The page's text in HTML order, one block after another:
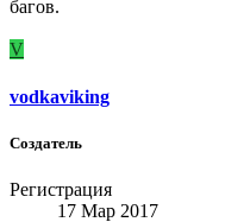
багов.
V
vodkaviking
Создатель
Регистрация
17 Мар 2017